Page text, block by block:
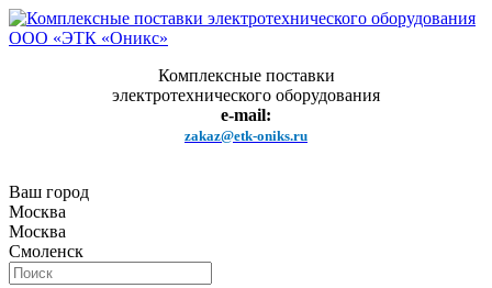
Комплексные поставки
электротехнического оборудования
e-mail:
zakaz@etk-oniks.ru
Ваш город
Москва
Москва
Смоленск